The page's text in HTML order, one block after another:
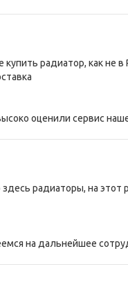
радиатор, как не
оценили сервис
радиаторы, на этот
на дальнейшее